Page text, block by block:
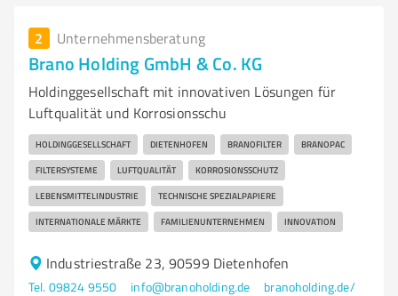
2 Unternehmensberatung
Brano Holding GmbH & Co. KG
Holdinggesellschaft mit innovativen Lösungen für
Luftqualität und Korrosionsschu
HOLDINGGESELLSCHAFT DIETENHOFEN BRANOFILTER BRANOPAC
FILTERSYSTEME LUFTQUALITÄT KORROSIONSSCHUTZ
LEBENSMITTELINDUSTRIE TECHNISCHE SPEZIALPAPIERE
INTERNATIONALE MÄRKTE FAMILIENUNTERNEHMEN INNOVATION
Industriestraße 23, 90599 Dietenhofen
Tel. 09824 9550 info@branoholding.de branoholding.de/